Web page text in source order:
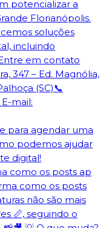
como os posts ap